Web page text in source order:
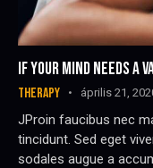
IF YOUR MIND NEEDS A
THERAPY április 21,
JProin faucibus nec
tincidunt. Sed eget
sodales augue a